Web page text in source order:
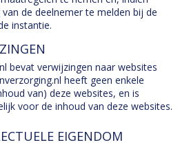
de deelnemer te melden bij de
instantie.
bevat verwijzingen naar websites
heeft geen enkele
van) deze websites, en is
voor de inhoud van deze websites.
EIGENDOM